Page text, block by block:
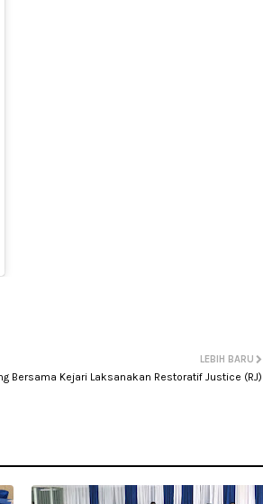
LEBIH BARU
Bersama Kejari Laksanakan Restoratif Justice (RJ)